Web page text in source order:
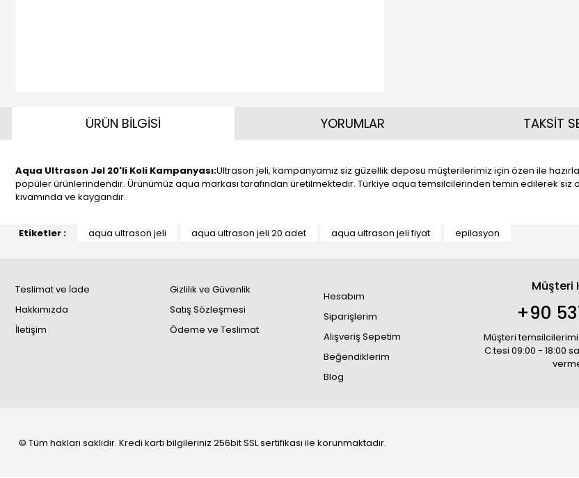
ÜRÜN BİLGİSİ
Aqua Ultrason Jel 20'li Koli Kampanyası:Ultrason jeli, kampanyamız siz güzellik deposu müşterilerimiz için özen ile
popüler ürünlerindendir. Ürünümüz aqua markası tarafından üretilmektedir. Türkiye aqua temsilcilerinden temin edilerek
kıvamında ve kaygandır.
YORUMLAR TAKSİT
Etiketler : aqua ultrason jeli aqua ultrason jeli 20 adet aqua ultrason jeli fiyat epilasyon
Teslimat ve İade
Hakkımızda
İletişim
Gizlilik ve Güvenlik
Satış Sözleşmesi
Ödeme ve Teslimat
Hesabım
Siparişlerim
Alışveriş Sepetim
Beğendiklerim
Blog
Müşteri
+90
Müşteri
C.tesi 09:00 - 18:00
© Tüm hakları saklıdır. Kredi kartı bilgileriniz 256bit SSL sertifikası ile korunmaktadır.